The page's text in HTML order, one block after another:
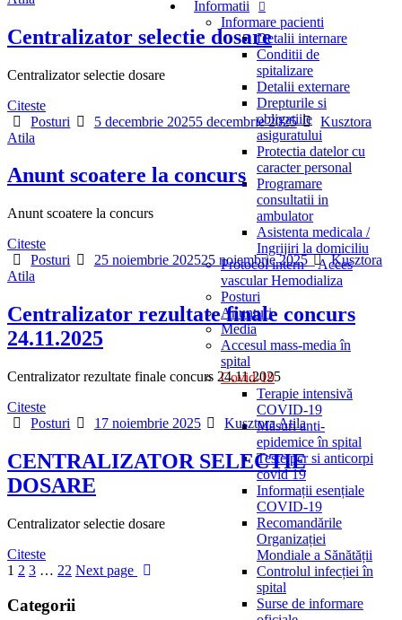
Informatii
Informare pacienti
Detalii internare
Conditii de
spitalizare
Detalii externare
Drepturile si
obligatiile
asiguratului
Protectia datelor cu
caracter personal
Programare
consultatii in
ambulator
Asistenta medicala /
Ingrijiri la domiciliu
Protocol intern – Acces
vascular Hemodializa
Posturi
Anunturi
Media
Accesul mass-media în
spital
Covid-19
Terapie intensivă
COVID-19
Măsuri anti-
epidemice în spital
Teste pcr si anticorpi
covid 19
Informații esențiale
COVID-19
Recomandările
Organizației
Mondiale a Sănătății
Controlul infecției în
spital
Surse de informare
Centralizator selectie dosare
Centralizator selectie dosare
Citeste
Categories
Posturi
Posted
5 decembrie 20255 decembrie 2025 Author
Kusztora
Atila
Anunt scoatere la concurs
Anunt scoatere la concurs
Citeste
Categories
Posturi
Posted
25 noiembrie 202525 noiembrie 2025 Author
Kusztora
Atila
Centralizator rezultate finale concurs
24.11.2025
Centralizator rezultate finale concurs 24.11.2025
Citeste
Categories
Posturi
Posted
17 noiembrie 2025 Author
Kusztora Atila
CENTRALIZATOR SELECTIE
DOSARE
Centralizator selectie dosare
Citeste
1 2 3 … 22 Next page
Categorii